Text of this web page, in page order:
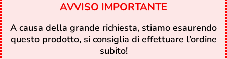
AVVISO IMPORTANTE
A causa della grande richiesta, stiamo esaurendo
questo prodotto, si consiglia di effettuare l’ordine
subito!